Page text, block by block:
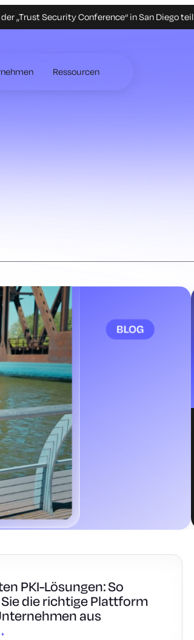
„Trust Security Conference“ in San Diego teil
Ressourcen
PKI-Lösungen: So
die richtige Plattform
aus